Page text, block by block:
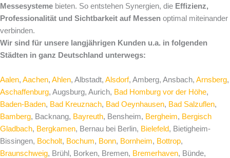
Messesysteme bieten. So entstehen Synergien, die Effizienz,
Professionalität und Sichtbarkeit auf Messen optimal miteinander
verbinden.
Wir sind für unsere langjährigen Kunden u.a. in folgenden
Städten in ganz Deutschland unterwegs:
Aalen, Aachen, Ahlen, Albstadt, Alsdorf, Amberg, Ansbach, Arnsberg,
Aschaffenburg, Augsburg, Aurich, Bad Homburg vor der Höhe,
Baden-Baden, Bad Kreuznach, Bad Oeynhausen, Bad Salzuflen,
Bamberg, Backnang, Bayreuth, Bensheim, Bergheim, Bergisch
Gladbach, Bergkamen, Bernau bei Berlin, Bielefeld, Bietigheim-
Bissingen, Bocholt, Bochum, Bonn, Bornheim, Bottrop,
Braunschweig, Brühl, Borken, Bremen, Bremerhaven, Bünde,